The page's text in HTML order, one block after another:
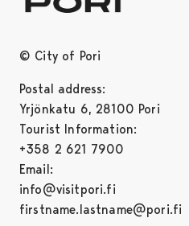
© City of Pori
Postal address:
Yrjönkatu 6, 28100 Pori
Tourist Information:
+358 2 621 7900
Email:
info@visitpori.fi
firstname.lastname@pori.fi